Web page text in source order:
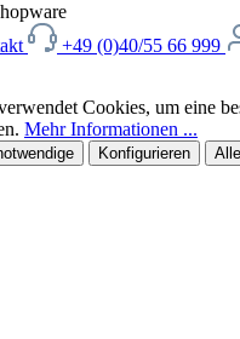
+49 (0)40/55 66 999
Cookies, um eine
Mehr Informationen ...
Konfigurieren